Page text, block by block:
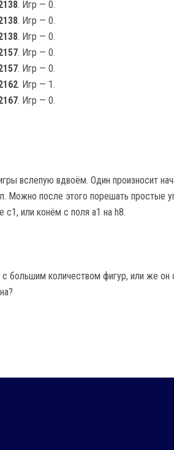
. Игр — 0.
. Игр — 0.
. Игр — 0.
. Игр — 0.
. Игр — 0.
. Игр — 1.
. Игр — 0.
вслепую вдвоём. Один произносит
Можно после этого порешать простые
c1, или конём с поля a1 на h8.
с большим количеством фигур, или же он